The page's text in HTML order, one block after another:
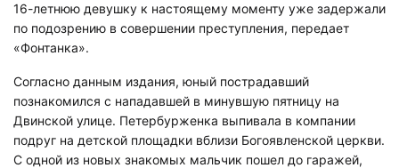
16-летнюю девушку к настоящему моменту уже задержали
по подозрению в совершении преступления, передает
«Фонтанка».
Согласно данным издания, юный пострадавший
познакомился с нападавшей в минувшую пятницу на
Двинской улице. Петербурженка выпивала в компании
подруг на детской площадки вблизи Богоявленской церкви.
С одной из новых знакомых мальчик пошел до гаражей,